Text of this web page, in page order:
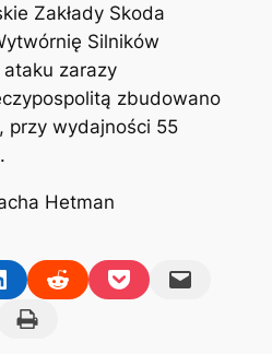
Zakłady Skoda
Silników
ataku zarazy
zbudowano
przy wydajności 55
Hetman
on LinkedIn
Share on RedditShare on PocketEmail this Page
Print this Page